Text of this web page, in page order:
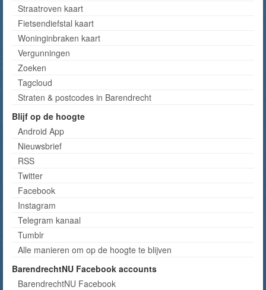
Straatroven kaart
Fietsendiefstal kaart
Woninginbraken kaart
Vergunningen
Zoeken
Tagcloud
Straten & postcodes in Barendrecht
Blijf op de hoogte
Android App
Nieuwsbrief
RSS
Twitter
Facebook
Instagram
Telegram kanaal
Tumblr
Alle manieren om op de hoogte te blijven
BarendrechtNU Facebook accounts
BarendrechtNU Facebook